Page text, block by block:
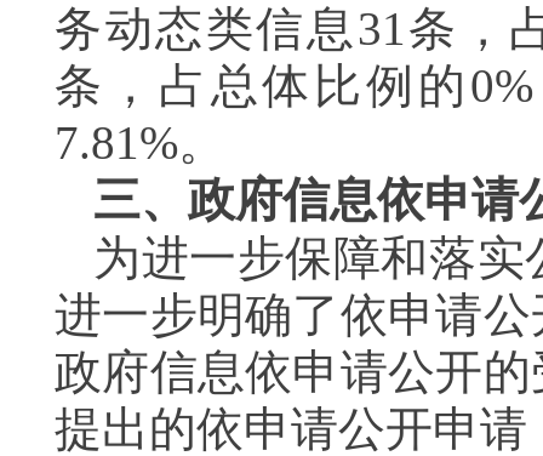
务动态类信息31条，
条，占总体比例的
7.81%。
三、政府信息依申请
为进一步保障和落
进一步明确了依申请
政府信息依申请公开
提出的依申请公开申